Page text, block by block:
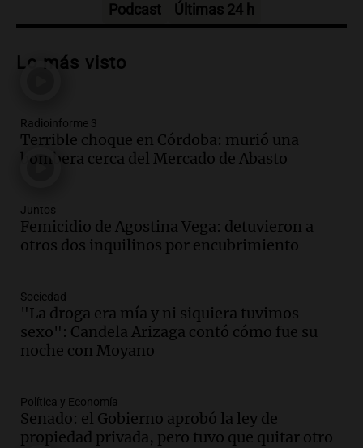
Audio.Exigen justicia por Débora:
devolvérnosla"
Audio.Se divorciaron y la Justicia
ordenó que ella le pague una renta por
vivir en la casa familiar
Audio.Una mujer fallece tras vuelco de
vehículo en la Circunvalación Este-
Episodios
Audio.Una mujer muere tras un vuelco
en la Circunvalación Este-Oeste de
Salta
Episodios
Audio. El Polo Obrero marcha en
Córdoba pidiendo trabajo genuino y
Podcast Últimas 24 h
Lo más visto
Radioinforme 3
Terrible choque en Córdoba: murió una
bombera cerca del Mercado de Abasto
Juntos
Femicidio de Agostina Vega: detuvieron a
otros dos inquilinos por encubrimiento
Sociedad
"La droga era mía y ni siquiera tuvimos
sexo": Candela Arizaga contó cómo fue su
noche con Moyano
Política y Economía
Senado: el Gobierno aprobó la ley de
propiedad privada, pero tuvo que quitar otro